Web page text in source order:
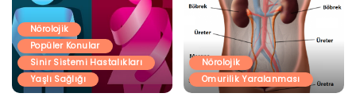
Nörolojik
Popüler Konular
Sinir Sistemi Hastalıkları
Yaşlı Sağlığı
Nörolojik
Omurilik Yaralanması